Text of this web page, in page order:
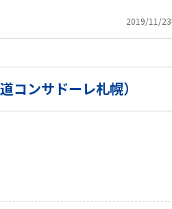
2019/11/
コンサドーレ札幌）